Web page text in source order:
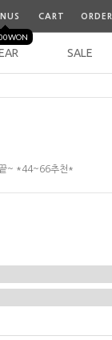
CART ORDER
SALE
끝~ *44~66추천*